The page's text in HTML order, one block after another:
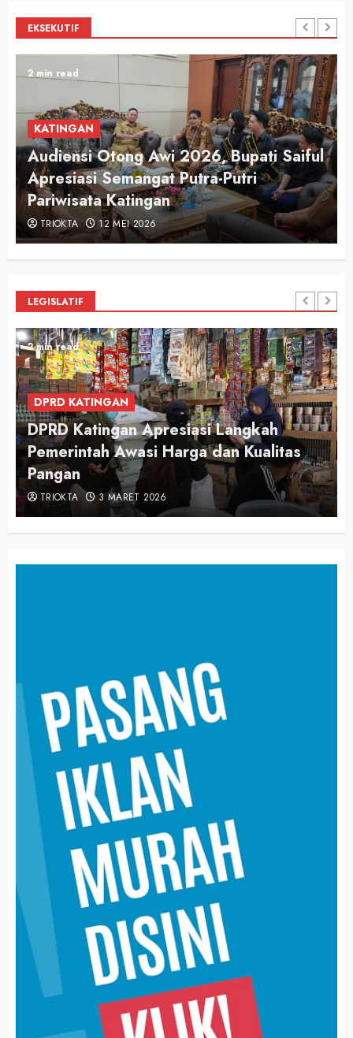
EKSEKUTIF
2 min read
KATINGAN
Audiensi Otong Awi 2026, Bupati Saiful
Apresiasi Semangat Putra-Putri
Pariwisata Katingan
TRIOKTA 12 MEI 2026
LEGISLATIF
2 min read
DPRD KATINGAN
DPRD Katingan Apresiasi Langkah
Pemerintah Awasi Harga dan Kualitas
Pangan
TRIOKTA 3 MARET 2026